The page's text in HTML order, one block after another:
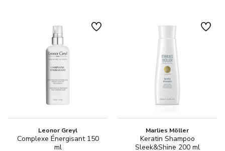
Leonor Greyl
Complexe Énergisant 150
ml
Marlies Möller
Keratin Shampoo
Sleek&Shine 200 ml